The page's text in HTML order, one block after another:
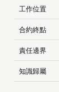
工作位置
合約終點
責任邊界
知識歸屬